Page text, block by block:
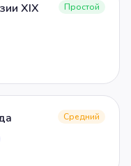
XIX
Простой
Средний